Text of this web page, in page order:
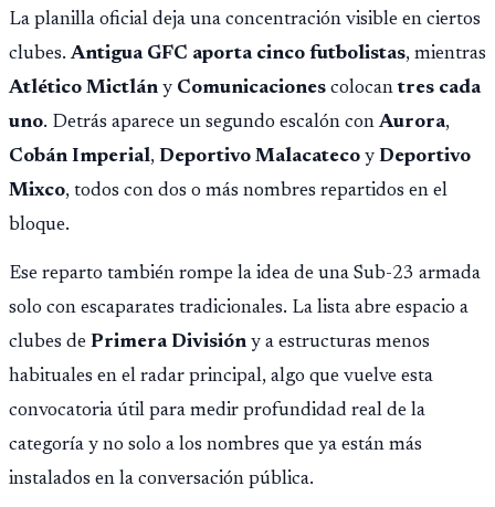
La planilla oficial deja una concentración visible en ciertos
clubes.Antigua GFC aporta cinco futbolistas, mientras
Atlético Mictlán y Comunicaciones colocantres cada
uno. Detrás aparece un segundo escalón conAurora,
Cobán Imperial, Deportivo Malacateco y Deportivo
Mixco, todos con dos o más nombres repartidos en el
bloque.
Ese reparto también rompe la idea de una Sub-23 armada
solo con escaparates tradicionales. La lista abre espacio a
clubes de Primera División y a estructuras menos
habituales en el radar principal, algo que vuelve esta
convocatoria útil para medir profundidad real de la
categoría y no solo a los nombres que ya están más
instalados en la conversación pública.